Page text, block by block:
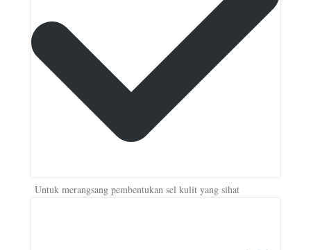
Untuk merangsang pembentukan sel kulit yang sihat